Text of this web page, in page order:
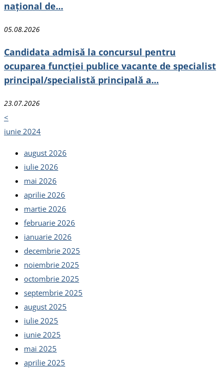
național de...
05.08.2026
Candidata admisă la concursul pentru
ocuparea funcției publice vacante de specialist
principal/specialistă principală a...
23.07.2026
<
iunie 2024
august 2026
iulie 2026
mai 2026
aprilie 2026
martie 2026
februarie 2026
ianuarie 2026
decembrie 2025
noiembrie 2025
octombrie 2025
septembrie 2025
august 2025
iulie 2025
iunie 2025
mai 2025
aprilie 2025